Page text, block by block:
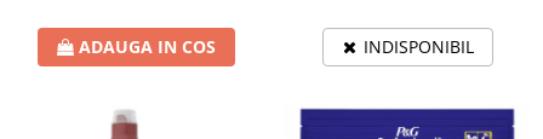
ADAUGA IN COS INDISPONIBIL